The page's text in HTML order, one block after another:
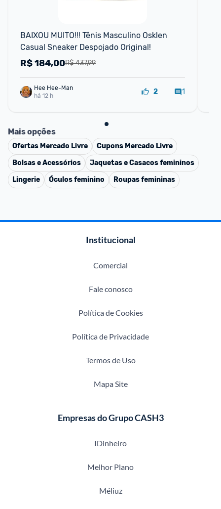
BAIXOU MUITO!!! Tênis Masculino Osklen
Casual Sneaker Despojado Original!
R$ 437,99
R$184,00
Hee Hee-Man
há 12 h
2 1
Mais opções
Ofertas Mercado Livre Cupons Mercado Livre
Bolsas e Acessórios
Jaquetas e Casacos femininos
Lingerie
Óculos feminino Roupas femininas
Institucional
Comercial
Fale conosco
Política de Cookies
Política de Privacidade
Termos de Uso
Mapa Site
Empresas do Grupo CASH3
IDinheiro
Melhor Plano
Méliuz